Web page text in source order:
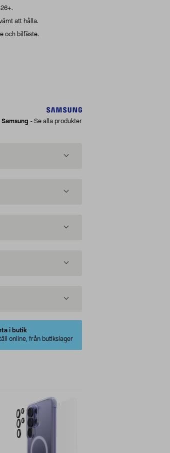
att hålla.
och bilfäste.
Samsung - Se alla produkter
i butik
online, från butikslager